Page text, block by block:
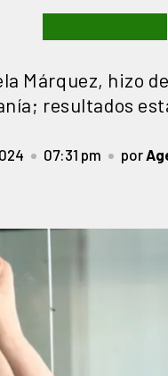
Márquez, hizo
resultados
07:31 pm por